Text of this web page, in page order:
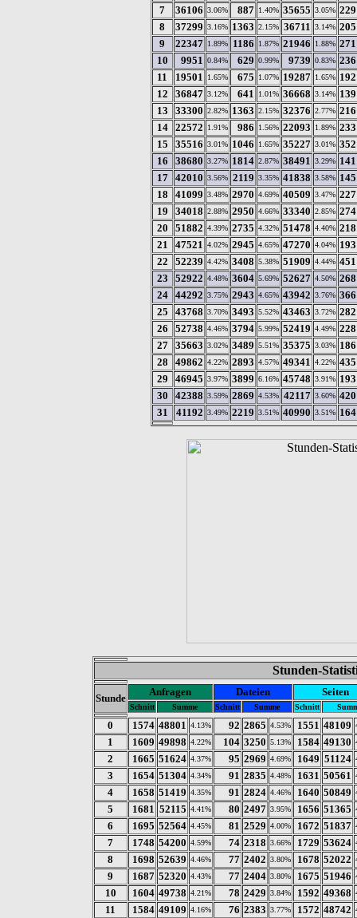
7
36106 3.06% 887 1.40% 35655 3.05% 229
8
37299 3.16% 1363 2.15% 36711 3.14% 205
9
22347 1.89% 1186 1.87% 21946 1.88% 271
10
9951 0.84% 629 0.99% 9739 0.83% 236
11
19501 1.65% 675 1.07% 19287 1.65% 192
12
36847 3.12% 641 1.01% 36668 3.14% 139
13
33300 2.82% 1363 2.15% 32376 2.77% 216
14
22572 1.91% 986 1.56% 22093 1.89% 233
15
35516 3.01% 1046 1.65% 35227 3.01% 352
16
38680 3.27% 1814 2.87% 38491 3.29% 141
17
42010 3.56% 2119 3.35% 41838 3.58% 145
18
41099 3.48% 2970 4.69% 40509 3.47% 227
19
34018 2.88% 2950 4.66% 33340 2.85% 274
20
51882 4.39% 2735 4.32% 51478 4.40% 218
21
47521 4.02% 2945 4.65% 47270 4.04% 193
22
52239 4.42% 3408 5.38% 51909 4.44% 451
23
52922 4.48% 3604 5.69% 52627 4.50% 268
24
44292 3.75% 2943 4.65% 43942 3.76% 366
25
43768 3.70% 3493 5.52% 43463 3.72% 282
26
52738 4.46% 3794 5.99% 52419 4.49% 228
27
35663 3.02% 3489 5.51% 35375 3.03% 186
28
49862 4.22% 2893 4.57% 49341 4.22% 435
29
46945 3.97% 3899 6.16% 45748 3.91% 193
30
42388 3.59% 2869 4.53% 42117 3.60% 420
31
41192 3.49% 2219 3.51% 40990 3.51% 164
Stunden-
Stunde
Anfragen Dateien Seiten
Schnitt Summe Schnitt Summe Schnitt
0 1574 48801 4.13% 92 2865 4.53% 1551 48109
1 1609 49898 4.22% 104 3250 5.13% 1584 49130
2 1665 51624 4.37% 95 2969 4.69% 1649 51124
3 1654 51304 4.34% 91 2835 4.48% 1631 50561
4 1658 51419 4.35% 91 2824 4.46% 1640 50849
5 1681 52115 4.41% 80 2497 3.95% 1656 51365
6 1695 52564 4.45% 81 2529 4.00% 1672 51837
7 1748 54200 4.59% 74 2318 3.66% 1729 53624
8 1698 52639 4.46% 77 2402 3.80% 1678 52022
9 1687 52320 4.43% 77 2404 3.80% 1675 51946
10 1604 49738 4.21% 78 2429 3.84% 1592 49368
11 1584 49109 4.16% 76 2383 3.77% 1572 48742